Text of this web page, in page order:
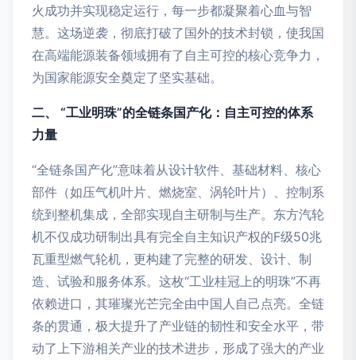
火成功并实现稳定运行，每一步都凝聚着心血与智
慧。这场逆袭，彻底打破了国外的技术封锁，使我国
在高端能源装备领域拥有了自主可控的核心竞争力，
为国家能源安全奠定了坚实基础。
二、 “工业明珠”的全链条国产化：自主可控的体系
力量
“全链条国产化”意味着从设计软件、基础材料、核心
部件（如压气机叶片、燃烧室、涡轮叶片）、控制系
统到整机集成，全部实现自主研制与生产。东方汽轮
机不仅成功研制出具有完全自主知识产权的F级50兆
瓦重型燃气轮机，更构建了完整的研发、设计、制
造、试验和服务体系。这枚“工业桂冠上的明珠”不再
依赖进口，其璀璨光芒完全由中国人自己点亮。全链
条的贯通，极大提升了产业链的韧性和安全水平，带
动了上下游相关产业的技术进步，形成了强大的产业